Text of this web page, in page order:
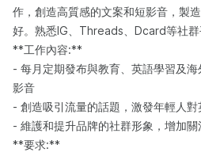
作，創造高質感的文案和短影音，製
好。熟悉IG、Threads、Dcard等社群
**工作內容:**
- 每月定期發布與教育、英語學習及
影音
- 創造吸引流量的話題，激發年輕人
- 維護和提升品牌的社群形象，增加
**要求:**